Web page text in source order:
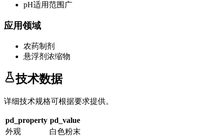
pH适用范围广
应用领域
农药制剂
悬浮剂浓缩物
技术数据
详细技术规格可根据要求提供。
pd_property pd_value
外观
白色粉末